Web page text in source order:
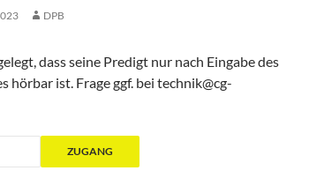
DPB
dass seine Predigt nur nach Eingabe des
hörbar ist. Frage ggf. bei technik@cg-